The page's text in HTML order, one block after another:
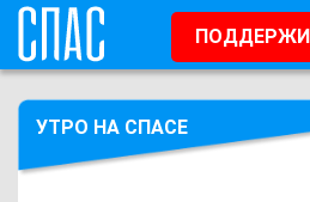
УТРО НА СПАСЕ